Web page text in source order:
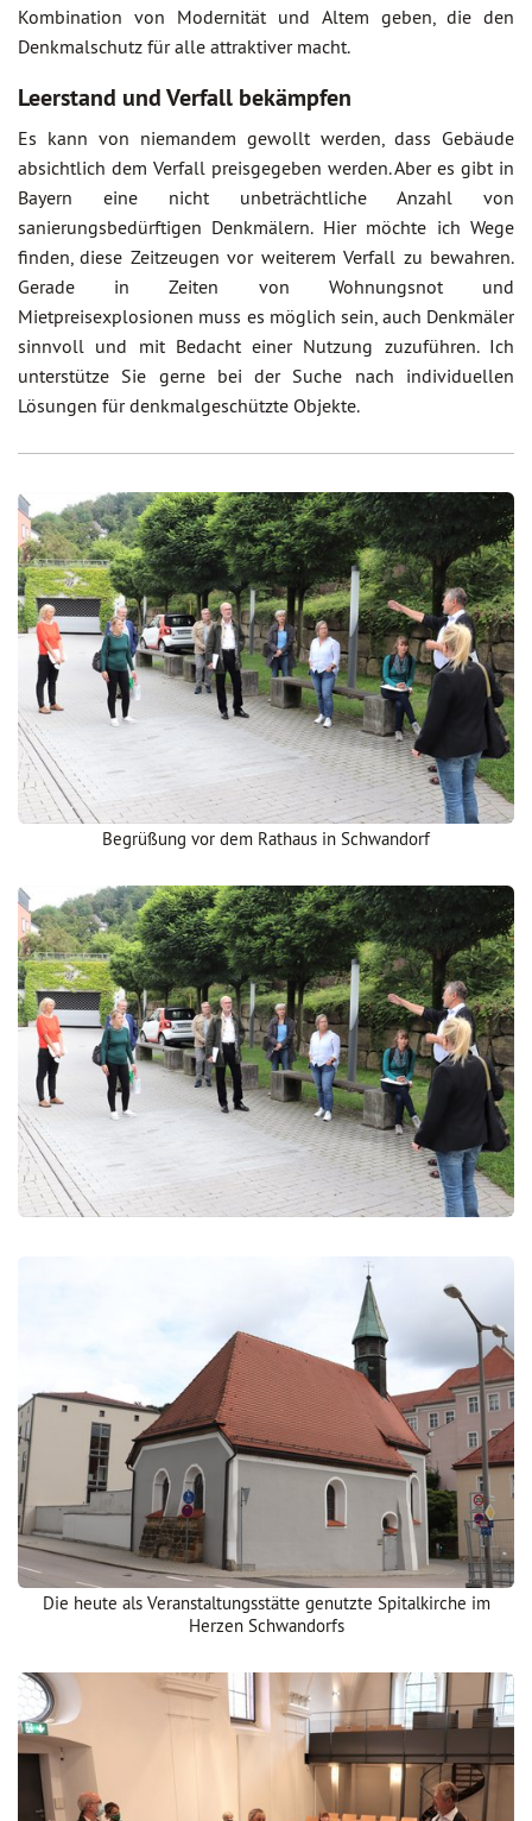
Kombination von Modernität und Altem geben, die den
Denkmalschutz für alle attraktiver macht.
Leerstand und Verfall bekämpfen
Es kann von niemandem gewollt werden, dass Gebäude
absichtlich dem Verfall preisgegeben werden. Aber es gibt in
Bayern eine nicht unbeträchtliche Anzahl von
sanierungsbedürftigen Denkmälern. Hier möchte ich Wege
finden, diese Zeitzeugen vor weiterem Verfall zu bewahren.
Gerade in Zeiten von Wohnungsnot und
Mietpreisexplosionen muss es möglich sein, auch Denkmäler
sinnvoll und mit Bedacht einer Nutzung zuzuführen. Ich
unterstütze Sie gerne bei der Suche nach individuellen
Lösungen für denkmalgeschützte Objekte.
Begrüßung vor dem Rathaus in Schwandorf
Die heute als Veranstaltungsstätte genutzte Spitalkirche im
Herzen Schwandorfs